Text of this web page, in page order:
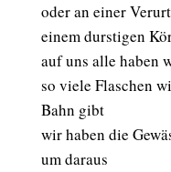
oder an einer
einem durstigen
auf uns alle haben
so viele Flaschen
Bahn gibt
wir haben die
um daraus